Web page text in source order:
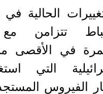
الحالية
تتزامن
في الأقصى
التي
الفيروس